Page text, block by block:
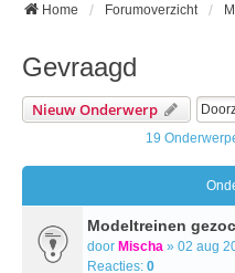
Home Forumoverzicht
Gevraagd
Nieuw Onderwerp
19
Modeltreinen
door Mischa » 02 aug
Reacties: 0